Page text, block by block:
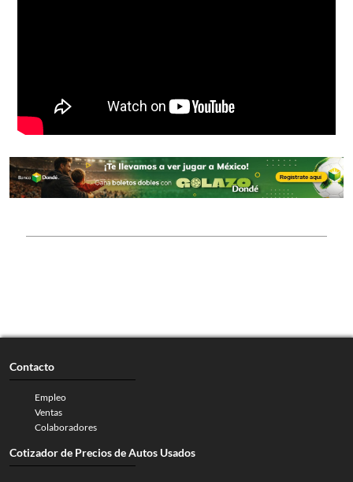
Contacto
Empleo
Ventas
Colaboradores
Cotizador de Precios de Autos Usados